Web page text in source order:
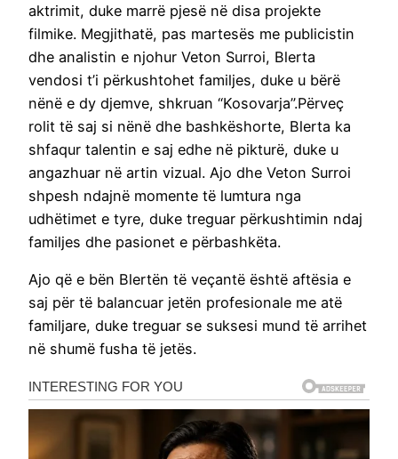
aktrimit, duke marrë pjesë në disa projekte
filmike. Megjithatë, pas martesës me publicistin
dhe analistin e njohur Veton Surroi, Blerta
vendosi t’i përkushtohet familjes, duke u bërë
nënë e dy djemve, shkruan “Kosovarja”.Përveç
rolit të saj si nënë dhe bashkëshorte, Blerta ka
shfaqur talentin e saj edhe në pikturë, duke u
angazhuar në artin vizual. Ajo dhe Veton Surroi
shpesh ndajnë momente të lumtura nga
udhëtimet e tyre, duke treguar përkushtimin ndaj
familjes dhe pasionet e përbashkëta.
Ajo që e bën Blertën të veçantë është aftësia e
saj për të balancuar jetën profesionale me atë
familjare, duke treguar se suksesi mund të arrihet
në shumë fusha të jetës.